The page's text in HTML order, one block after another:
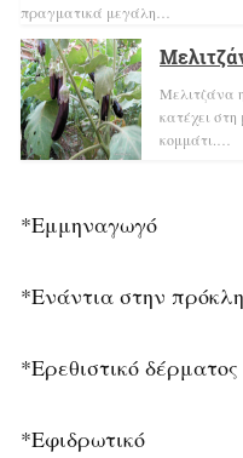
πραγματικά μεγάλη…
Μελιτζάνα
κατέχει
κομμάτι.…
*Εμμηναγωγό
*Ενάντια στην
*Ερεθιστικό δέρματος
*Εφιδρωτικό